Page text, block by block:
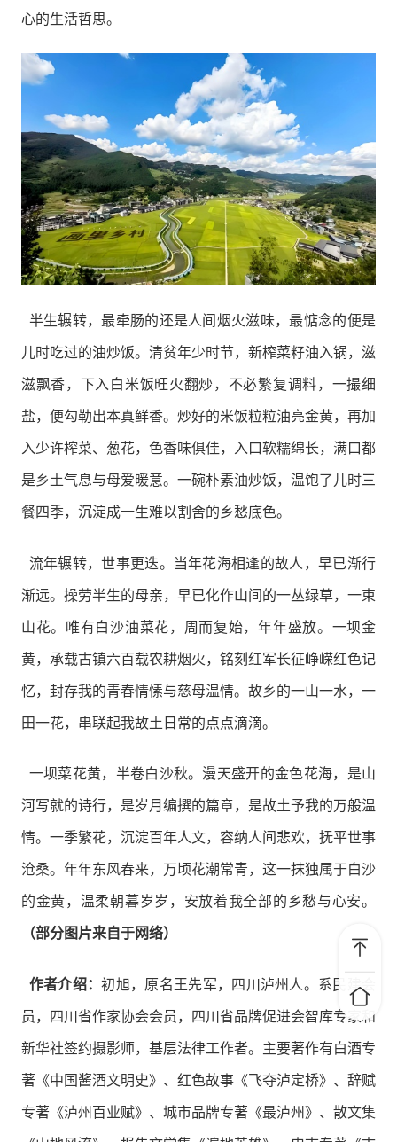
心的生活哲思。
半生辗转，最牵肠的还是人间烟火滋味，最惦念的便是
儿时吃过的油炒饭。清贫年少时节，新榨菜籽油入锅，滋
滋飘香，下入白米饭旺火翻炒，不必繁复调料，一撮细
盐，便勾勒出本真鲜香。炒好的米饭粒粒油亮金黄，再加
入少许榨菜、葱花，色香味俱佳，入口软糯绵长，满口都
是乡土气息与母爱暖意。一碗朴素油炒饭，温饱了儿时三
餐四季，沉淀成一生难以割舍的乡愁底色。
流年辗转，世事更迭。当年花海相逢的故人，早已渐行
渐远。操劳半生的母亲，早已化作山间的一丛绿草，一束
山花。唯有白沙油菜花，周而复始，年年盛放。一坝金
黄，承载古镇六百载农耕烟火，铭刻红军长征峥嵘红色记
忆，封存我的青春情愫与慈母温情。故乡的一山一水，一
田一花，串联起我故土日常的点点滴滴。
一坝菜花黄，半卷白沙秋。漫天盛开的金色花海，是山
河写就的诗行，是岁月编撰的篇章，是故土予我的万般温
情。一季繁花，沉淀百年人文，容纳人间悲欢，抚平世事
沧桑。年年东风春来，万顷花潮常青，这一抹独属于白沙
的金黄，温柔朝暮岁岁，安放着我全部的乡愁与心安。
（部分图片来自于网络）
作者介绍：初旭，原名王先军，四川泸州人。系民建会
员，四川省作家协会会员，四川省品牌促进会智库专家和
新华社签约摄影师，基层法律工作者。主要著作有白酒专
著《中国酱酒文明史》、红色故事《飞夺泸定桥》、辞赋
专著《泸州百业赋》、城市品牌专著《最泸州》、散文集